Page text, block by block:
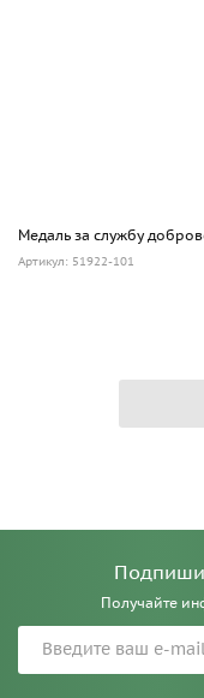
Медаль за службу
Артикул: 51922-101
Получайте